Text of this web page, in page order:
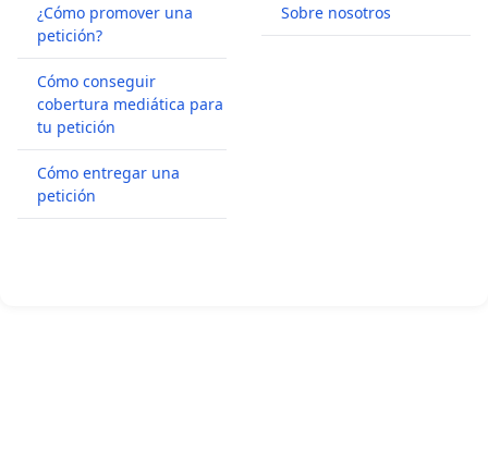
¿Cómo promover una
petición?
Cómo conseguir
cobertura mediática para
tu petición
Cómo entregar una
petición
Sobre nosotros